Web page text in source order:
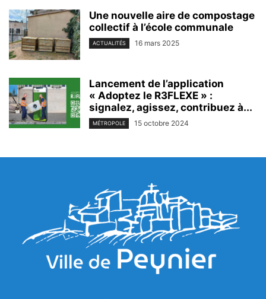
Une nouvelle aire de compostage
collectif à l’école communale
ACTUALITÉS 16 mars 2025
Lancement de l’application
« Adoptez le R3FLEXE » :
signalez, agissez, contribuez à...
MÉTROPOLE 15 octobre 2024